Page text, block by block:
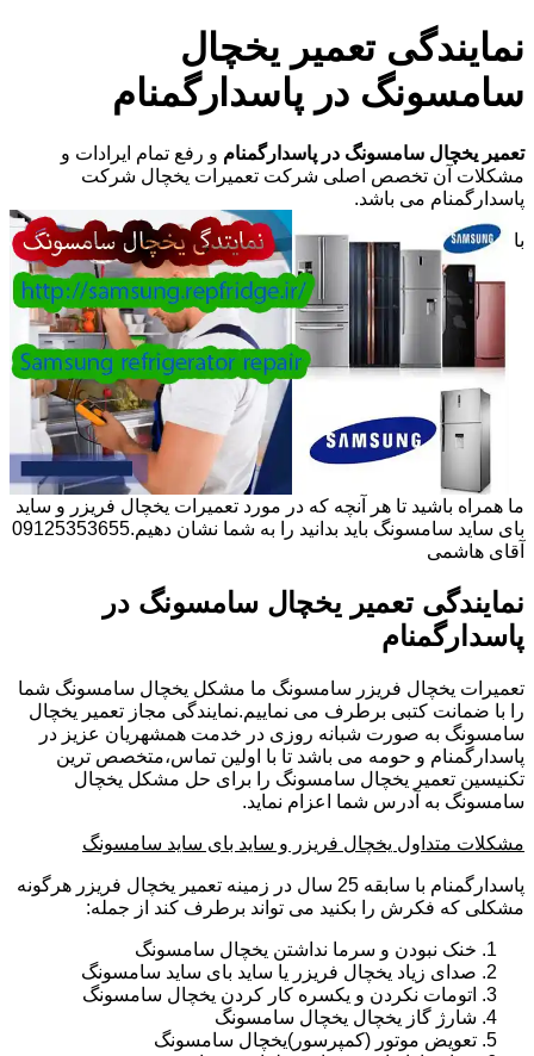
نمایندگی تعمیر یخچال
سامسونگ در پاسدارگمنام
تعمیر یخچال سامسونگ در پاسدارگمنام و رفع تمام ایرادات و
مشکلات آن تخصص اصلی شرکت تعمیرات یخچال شرکت
پاسدارگمنام می باشد.
با
ما همراه باشید تا هر آنچه که در مورد تعمیرات یخچال فریزر و ساید
بای ساید سامسونگ باید بدانید را به شما نشان دهیم.09125353655
آقای هاشمی
نمایندگی تعمیر یخچال سامسونگ در
پاسدارگمنام
تعمیرات یخچال فریزر سامسونگ ما مشکل یخچال سامسونگ شما
را با ضمانت کتبی برطرف می نماییم.نمایندگی مجاز تعمیر یخچال
سامسونگ به صورت شبانه روزی در خدمت همشهریان عزیز در
پاسدارگمنام و حومه می باشد تا با اولین تماس،متخصص ترین
تکنیسین تعمیر یخچال سامسونگ را برای حل مشکل یخچال
سامسونگ به آدرس شما اعزام نماید.
مشکلات متداول یخچال فریزر و ساید بای ساید سامسونگ
پاسدارگمنام با سابقه 25 سال در زمینه تعمیر یخچال فریزر هرگونه
مشکلی که فکرش را بکنید می تواند برطرف کند از جمله:
خنک نبودن و سرما نداشتن یخچال سامسونگ
صدای زیاد یخچال فریزر یا ساید بای ساید سامسونگ
اتومات نکردن و یکسره کار کردن یخچال سامسونگ
شارژ گاز یخچال یخچال سامسونگ
تعویض موتور (کمپرسور)یخچال سامسونگ